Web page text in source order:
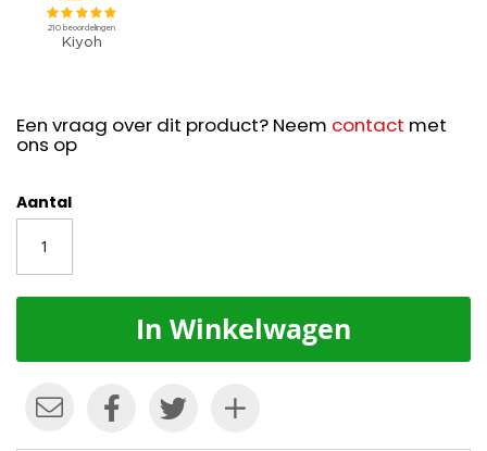
Een vraag over dit product? Neem contact met
ons op
Aantal
In Winkelwagen